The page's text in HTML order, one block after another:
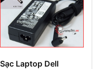
Sạc Laptop Dell